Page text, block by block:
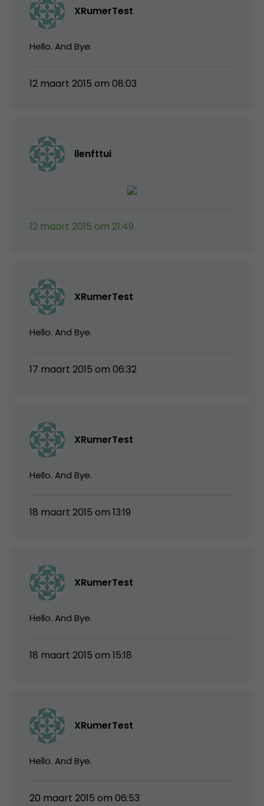
XRumerTest
Hello. And Bye.
12 maart 2015 om 08:03
llenfttui
12 maart 2015 om 21:49
XRumerTest
Hello. And Bye.
17 maart 2015 om 06:32
XRumerTest
Hello. And Bye.
18 maart 2015 om 13:19
XRumerTest
Hello. And Bye.
18 maart 2015 om 15:18
XRumerTest
Hello. And Bye.
20 maart 2015 om 06:53